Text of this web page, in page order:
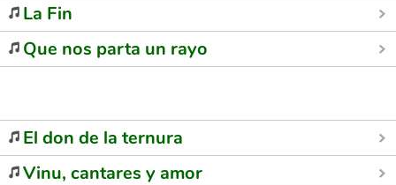
La Fin
Que nos parta un rayo
El don de la ternura
Vinu, cantares y amor